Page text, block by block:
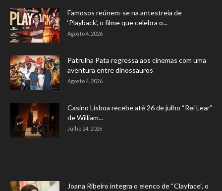
Famosos reúnem-se na antestreia de
‘Playback’, o filme que celebra o...
Agosto 4, 2026
Patrulha Pata regressa aos cinemas com uma
aventura entre dinossauros
Agosto 4, 2026
Casino Lisboa recebe até 26 de julho “Rei Lear”
de William...
Julho 24, 2026
Joana Ribeiro integra o elenco de “Clayface”, o